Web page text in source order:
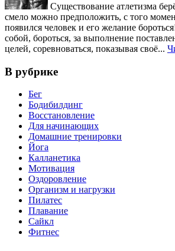
Существование атлетизма
смело можно предположить, с того
появился человек и его желание
собой, бороться, за выполнение
целей, соревноваться, показывая своё...
В рубрике
Бег
Бодибилдинг
Восстановление
Для начинающих
Домашние тренировки
Йога
Калланетика
Мотивация
Оздоровление
Организм и нагрузки
Пилатес
Плавание
Сайкл
Фитнес